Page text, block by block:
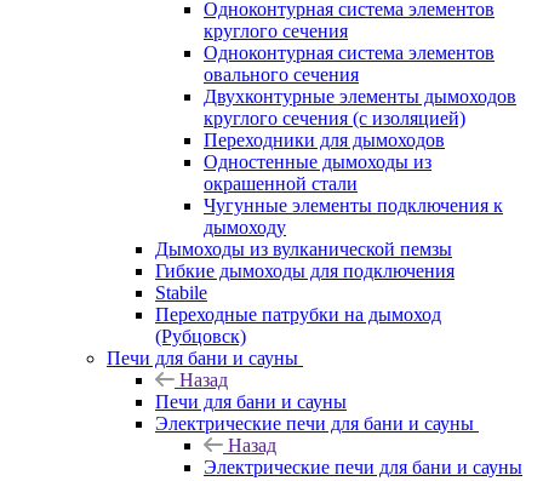
Одноконтурная система элементов
круглого сечения
Одноконтурная система элементов
овального сечения
Двухконтурные элементы дымоходов
круглого сечения (с изоляцией)
Переходники для дымоходов
Одностенные дымоходы из
окрашенной стали
Чугунные элементы подключения к
дымоходу
Дымоходы из вулканической пемзы
Гибкие дымоходы для подключения
Stabile
Переходные патрубки на дымоход
(Рубцовск)
Печи для бани и сауны
Назад
Печи для бани и сауны
Электрические печи для бани и сауны
Назад
Электрические печи для бани и сауны